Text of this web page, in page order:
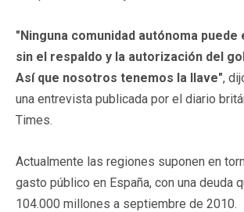
"Ninguna comunidad autónoma puede
sin el respaldo y la autorización del
Así que nosotros tenemos la llave",
una entrevista publicada por el diario
Times.
Actualmente las regiones suponen en
gasto público en España, con una deuda
104.000 millones a septiembre de 2010.